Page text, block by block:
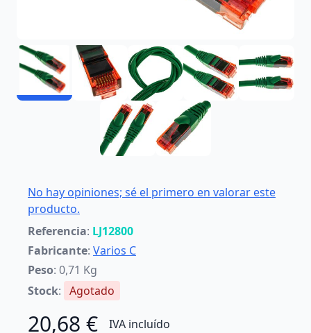
No hay opiniones; sé el primero en valorar este
producto.
Referencia: LJ12800
Fabricante: Varios C
Peso: 0,71 Kg
Stock: Agotado
20,68 € IVA incluído